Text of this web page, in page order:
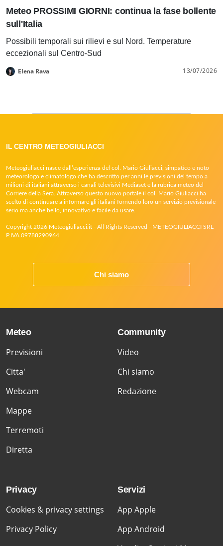
Meteo PROSSIMI GIORNI: continua la fase bollente
sull'Italia
Possibili temporali sui rilievi e sul Nord. Temperature
eccezionali sul Centro-Sud
Elena Rava 13/07/2026
IL CENTRO METEOGIULIACCI
Meteogiuliacci nasce dall’esperienza del col. Mario Giuliacci, simpatico e noto
meteorologo e climatologo che ha descritto per anni le previsioni del tempo a
milioni di italiani attraverso i canali televisivi Mediaset e la rubrica meteo del
Corriere della Sera. Attraverso questo nuovo portale il col. Mario Giuliacci ha
scelto di continuare a informare gli italiani fornendo loro un servizio previsionale
serio ma anche bello, innovativo e facile da usare.
Copyright 2026 Meteogiuliacci.it - All Rights Reserved - METEOGIULIACCI SRL
P.IVA 09788290964
Chi siamo
Meteo
Previsioni
Citta'
Webcam
Mappe
Terremoti
Diretta
Community
Video
Chi siamo
Redazione
Privacy
Cookies & privacy settings
Privacy Policy
Servizi
App Apple
App Android